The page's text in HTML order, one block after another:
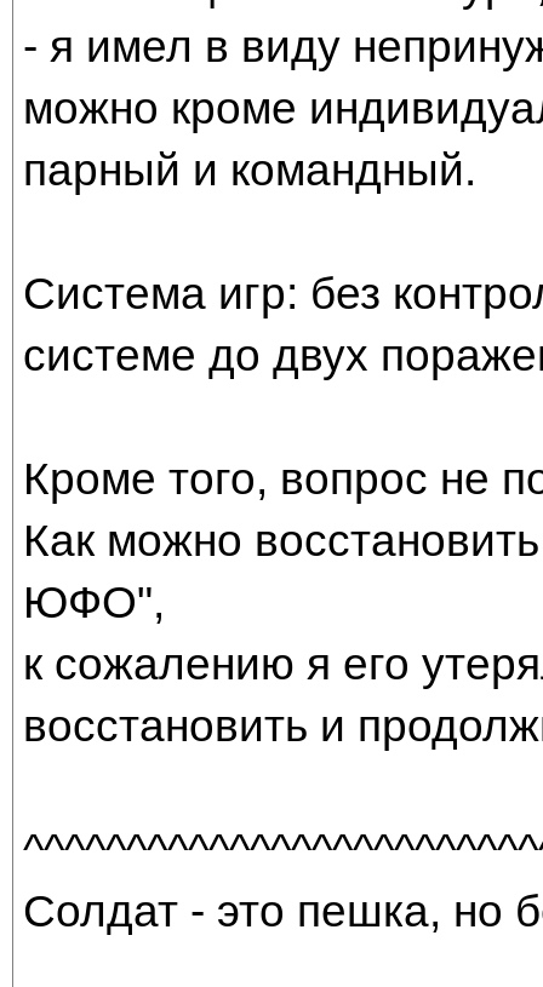
- я имел в виду
можно кроме
парный и командный.
Система игр: без
системе до двух
Кроме того, вопрос не
Как можно
ЮФО",
к сожалению я его
восстановить и
Солдат - это пешка, но